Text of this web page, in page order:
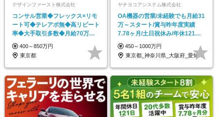
デザインファースト株式会社
コンサル営業◆フレックス×リモ
ート可◆テレアポ無◆高リピート
率◆大手取引多数◆月給70万も
可◆賞与・インセン有
400～850万円
東京都
ヤチヨコアシステム株式会社
OA機器の営業/未経験でも月給31
万～スタート/賞与昨年度実績
7.78ヶ月/土日祝休み/年休121日/
転勤なし
450～1000万円
東京都_神奈川県_大阪府_愛知県_宮城県…